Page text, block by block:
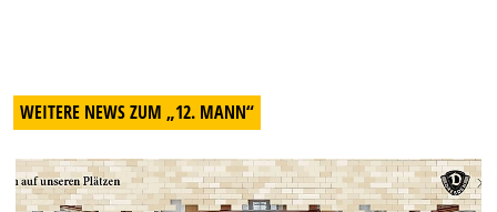
WEITERE NEWS ZUM „12. MANN“